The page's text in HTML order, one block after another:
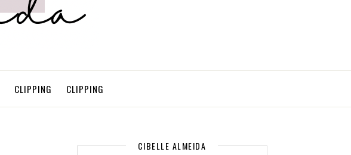
CLIPPING CLIPPING
CIBELLE ALMEIDA